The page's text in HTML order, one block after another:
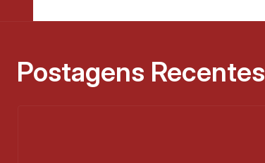
Postagens Recentes